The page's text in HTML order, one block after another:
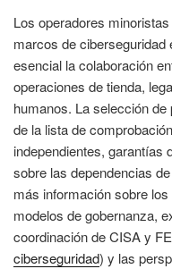
Los operadores
marcos de
esencial la colaboración
operaciones de tienda,
humanos. La selección
de la lista de
independientes, garantías
sobre las dependencias
más información sobre
modelos de gobernanza,
coordinación de CISA y
ciberseguridad) y las